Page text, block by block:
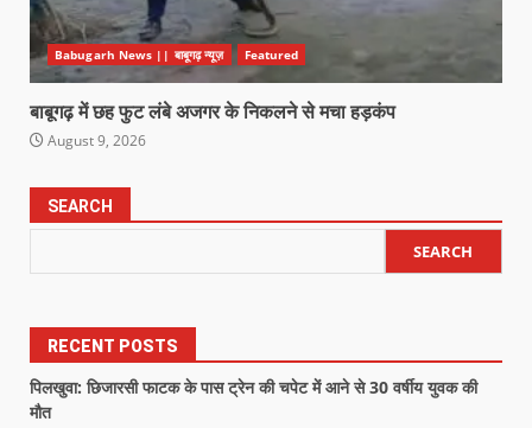
Babugarh News || बाबूगढ़ न्यूज़ Featured
बाबूगढ़ में छह फुट लंबे अजगर के निकलने से मचा हड़कंप
August 9, 2026
SEARCH
SEARCH
RECENT POSTS
पिलखुवा: छिजारसी फाटक के पास ट्रेन की चपेट में आने से 30 वर्षीय युवक की
मौत